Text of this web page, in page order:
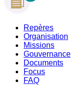
Repères
Organisation
Missions
Gouvernance
Documents
Focus
FAQ